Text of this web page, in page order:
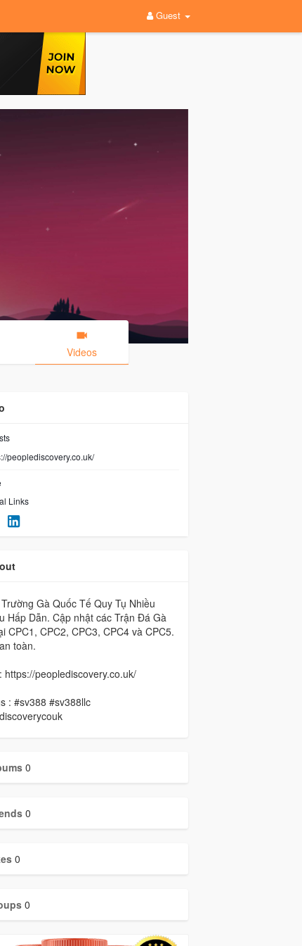
Guest
Videos
peoplediscovery.co.uk/
Links
Gà Quốc Tế Quy Tụ Nhiều
Hấp Dẫn. Cập nhật các Trận Đá Gà
CPC1, CPC2, CPC3, CPC4 và CPC5.
toàn.
https://peoplediscovery.co.uk/
: #sv388 #sv388llc
0
0
0
0